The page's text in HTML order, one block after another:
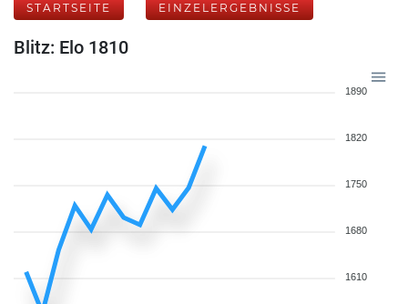
STARTSEITE EINZELERGEBNISSE
Blitz: Elo 1810
1890
1820
1750
1680
1610